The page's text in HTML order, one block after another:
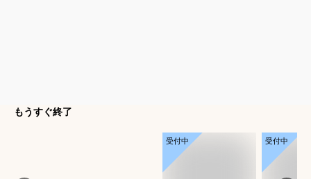
もうすぐ終了
受付中 受付中